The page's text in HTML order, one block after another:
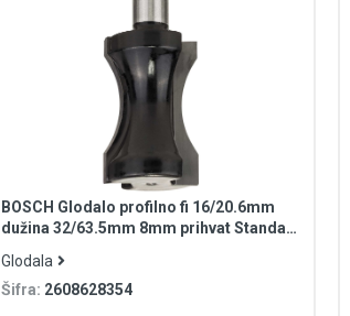
BOSCH Glodalo profilno fi 16/20.6mm
dužina 32/63.5mm 8mm prihvat Standard
Glodala
Šifra: 2608628354